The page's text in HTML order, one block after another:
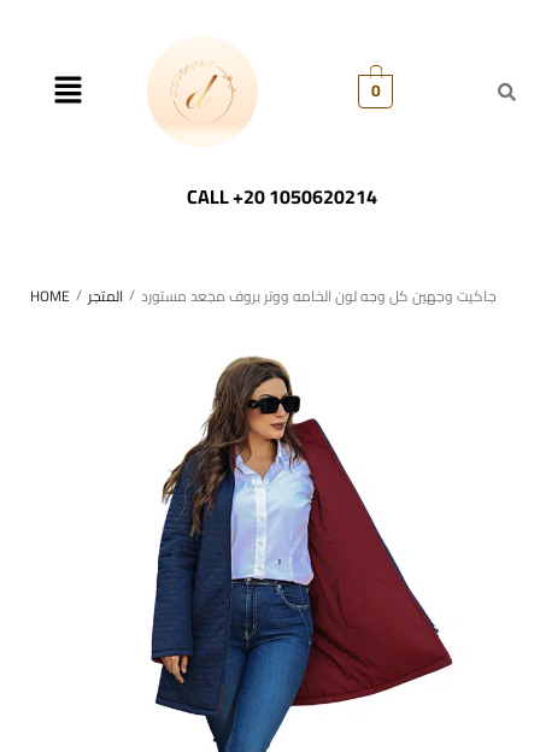
0
CALL +20 1050620214
HOME / المتجر / جاكيت وجهين كل وجه لون الخامه ووتر بروف مجعد مستورد